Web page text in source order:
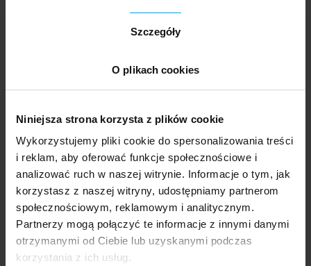
Szczegóły
O plikach cookies
Niniejsza strona korzysta z plików cookie
Wykorzystujemy pliki cookie do spersonalizowania treści
i reklam, aby oferować funkcje społecznościowe i
analizować ruch w naszej witrynie. Informacje o tym, jak
korzystasz z naszej witryny, udostępniamy partnerom
społecznościowym, reklamowym i analitycznym.
Partnerzy mogą połączyć te informacje z innymi danymi
otrzymanymi od Ciebie lub uzyskanymi podczas
korzystania z ich usług.
Adama Mickiewicza w Poznaniu oraz studiów
Poznaniu. Specjalista UX, związany z e-
commerce i UX od wielu lat, obecnie zarządza
Prowadząca
Natalia (Zebza) Bienias